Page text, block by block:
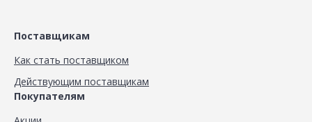
Поставщикам
Как стать поставщиком
Действующим поставщикам
Покупателям